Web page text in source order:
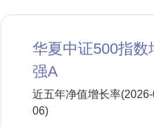
华夏中证500指数
强A
近五年净值增长率
06)